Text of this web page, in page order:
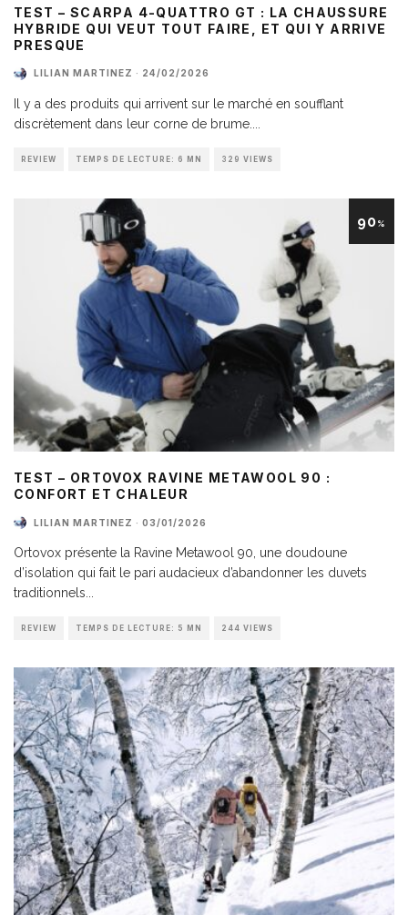
TEST – SCARPA 4-QUATTRO GT : LA CHAUSSURE
HYBRIDE QUI VEUT TOUT FAIRE, ET QUI Y ARRIVE
PRESQUE
LILIAN MARTINEZ · 24/02/2026
Il y a des produits qui arrivent sur le marché en soufflant
discrètement dans leur corne de brume.
REVIEW TEMPS DE LECTURE: 6 MN 329 VIEWS
90%
TEST – ORTOVOX RAVINE METAWOOL 90 :
CONFORT ET CHALEUR
LILIAN MARTINEZ · 03/01/2026
Ortovox présente la Ravine Metawool 90, une doudoune
d’isolation qui fait le pari audacieux d’abandonner les duvets
traditionnels...
REVIEW TEMPS DE LECTURE: 5 MN 244 VIEWS